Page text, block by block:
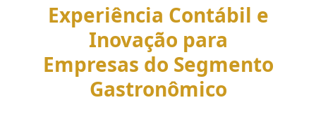
Experiência Contábil e
Inovação para
Empresas do Segmento
Gastronômico